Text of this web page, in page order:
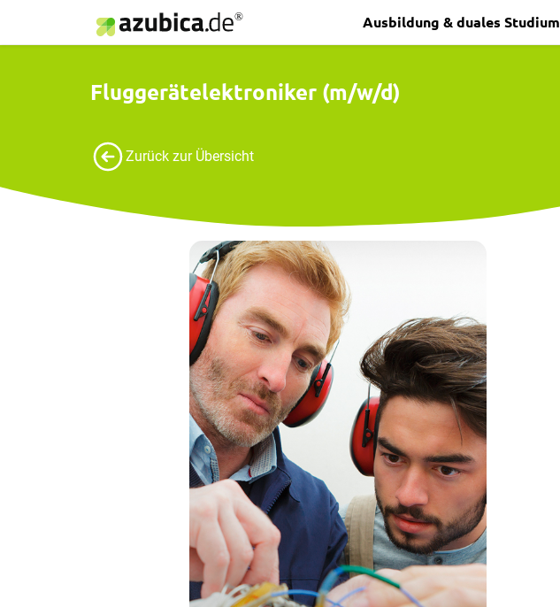
Ausbildung & duales Studium
Fluggerätelektroniker (m/w/d)
Zurück zur Übersicht